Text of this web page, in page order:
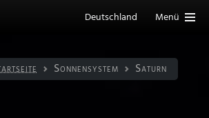
Deutschland Menü
Sonnen­system Saturn